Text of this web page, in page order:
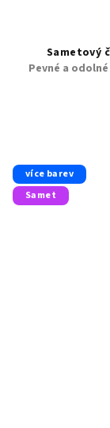
Sametový
Pevné a
více barev
Samet